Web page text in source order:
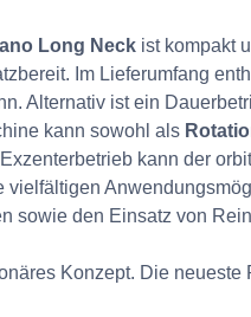
Long Neck ist kompakt
Im Lieferumfang
Alternativ ist ein
kann sowohl als
kann der
vielfältigen
sowie den Einsatz von
Konzept. Die